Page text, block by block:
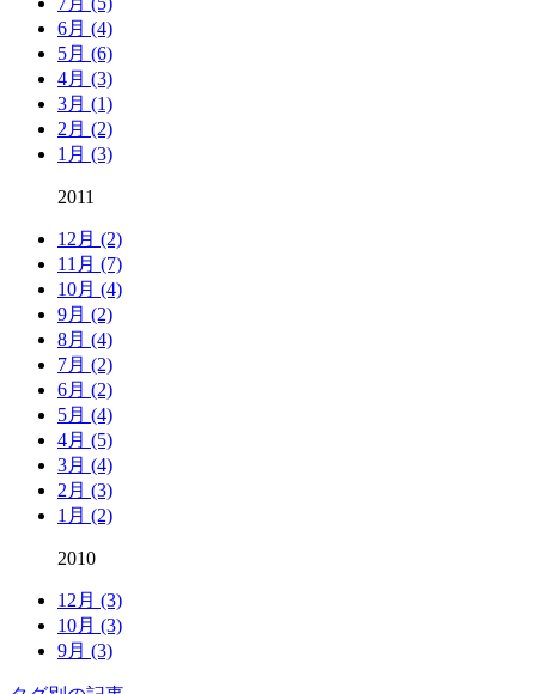
6月 (4)
5月 (6)
4月 (3)
3月 (1)
2月 (2)
1月 (3)
2011
12月 (2)
11月 (7)
10月 (4)
9月 (2)
8月 (4)
7月 (2)
6月 (2)
5月 (4)
4月 (5)
3月 (4)
2月 (3)
1月 (2)
2010
12月 (3)
10月 (3)
9月 (3)